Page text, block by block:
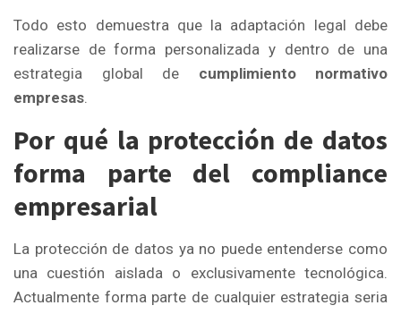
Todo esto demuestra que la adaptación legal debe
realizarse de forma personalizada y dentro de una
estrategia global de cumplimiento normativo
empresas.
Por qué la protección de datos
forma parte del compliance
empresarial
La protección de datos ya no puede entenderse como
una cuestión aislada o exclusivamente tecnológica.
Actualmente forma parte de cualquier estrategia seria